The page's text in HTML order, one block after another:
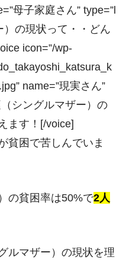
母子家庭さん” type=”l
）の現状って・・どん
icon=”/wp-
name=”現実さん”
シングルマザー）の
ます！[/voice]
貧困で苦しんでいま
の貧困率は50%で2人
ルマザー）の現状を理